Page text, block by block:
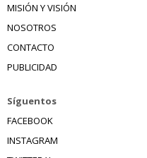
MISIÓN Y VISIÓN
NOSOTROS
CONTACTO
PUBLICIDAD
Síguentos
FACEBOOK
INSTAGRAM